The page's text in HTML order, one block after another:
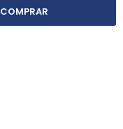
COMPRAR